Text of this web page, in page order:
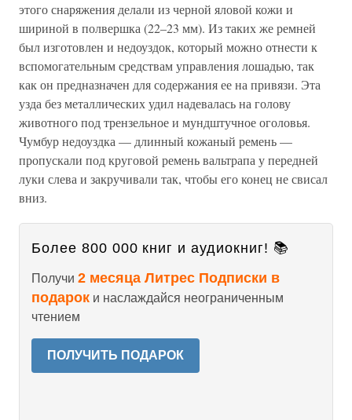
этого снаряжения делали из черной яловой кожи и
шириной в полвершка (22–23 мм). Из таких же ремней
был изготовлен и недоуздок, который можно отнести к
вспомогательным средствам управления лошадью, так
как он предназначен для содержания ее на привязи. Эта
узда без металлических удил надевалась на голову
животного под трензельное и мундштучное оголовья.
Чумбур недоуздка — длинный кожаный ремень —
пропускали под круговой ремень вальтрапа у передней
луки слева и закручивали так, чтобы его конец не свисал
вниз.
Более 800 000 книг и аудиокниг! 📚
Получи 2 месяца Литрес Подписки в
подарок и наслаждайся неограниченным
чтением
ПОЛУЧИТЬ ПОДАРОК